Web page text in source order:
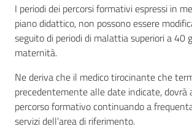
I periodi dei percorsi formativi espressi in
piano didattico, non possono essere
seguito di periodi di malattia superiori a 40
maternità.
Ne deriva che il medico tirocinante che
precedentemente alle date indicate, dovrà
percorso formativo continuando a
servizi dell’area di riferimento.